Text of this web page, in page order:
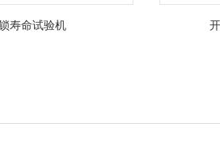
寿命试验机